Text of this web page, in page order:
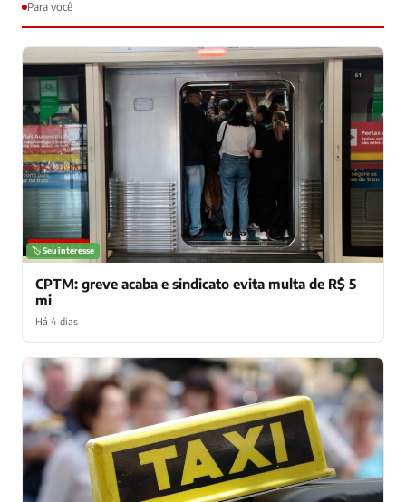
Para você
NOTÍCIAS
🏷️ Seu interesse
CPTM: greve acaba e sindicato evita multa de R$ 5
mi
Há 4 dias